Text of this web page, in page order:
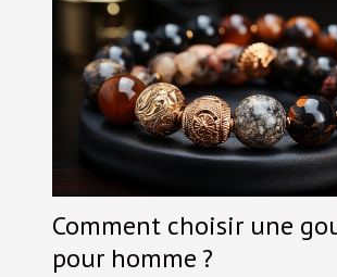
Comment choisir une
pour homme ?